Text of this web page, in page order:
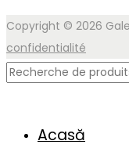
Copyright © 2026
confidentialité
Rechercher
Acasă